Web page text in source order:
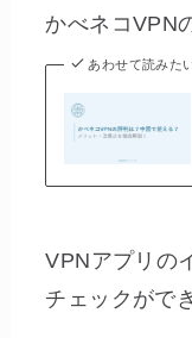
かべネコVPN
あわせて読みた
VPNアプリの
チェックがで